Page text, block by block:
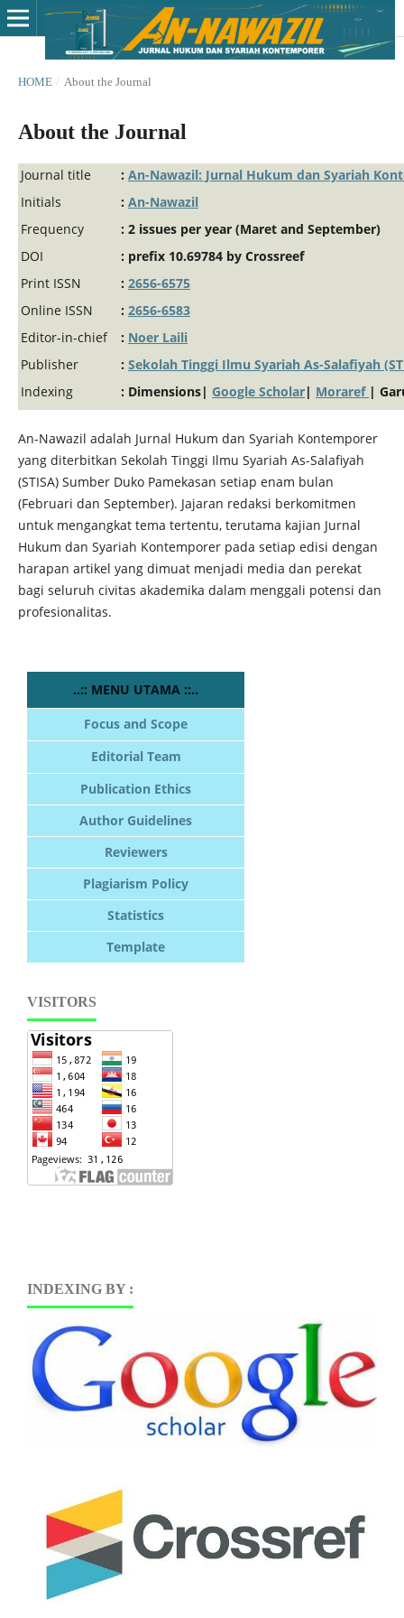
HOME / About the Journal
About the Journal
Journal title : An-Nawazil: Jurnal Hukum dan Syariah
Initials
: An-Nawazil
Frequency
: 2 issues per year (Maret and September)
DOI
: prefix 10.69784 by Crossreef
Print ISSN
: 2656-6575
Online ISSN
: 2656-6583
Editor-in-chief
: Noer Laili
Publisher
: Sekolah Tinggi Ilmu Syariah As-Salafiyah
Indexing
: Dimensions| Google Scholar| Moraref |
An-Nawazil adalah Jurnal Hukum dan Syariah Kontemporer
yang diterbitkan Sekolah Tinggi Ilmu Syariah As-Salafiyah
(STISA) Sumber Duko Pamekasan setiap enam bulan
(Februari dan September). Jajaran redaksi berkomitmen
untuk mengangkat tema tertentu, terutama kajian Jurnal
Hukum dan Syariah Kontemporer pada setiap edisi dengan
harapan artikel yang dimuat menjadi media dan perekat
bagi seluruh civitas akademika dalam menggali potensi dan
profesionalitas.
..:: MENU UTAMA ::..
Focus and Scope
Editorial Team
Publication Ethics
Author Guidelines
Reviewers
Plagiarism Policy
Statistics
Template
VISITORS
INDEXING BY :